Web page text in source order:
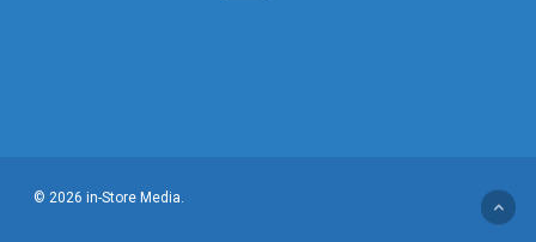
© 2026 in-Store Media.